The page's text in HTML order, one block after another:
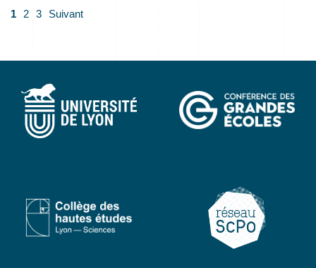
1 2 3 Suivant